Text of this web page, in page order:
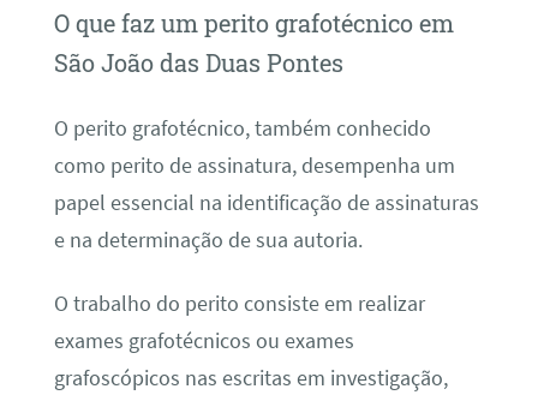
O que faz um perito grafotécnico em
São João das Duas Pontes
O perito grafotécnico, também conhecido
como perito de assinatura, desempenha um
papel essencial na identificação de assinaturas
e na determinação de sua autoria.
O trabalho do perito consiste em realizar
exames grafotécnicos ou exames
grafoscópicos nas escritas em investigação,